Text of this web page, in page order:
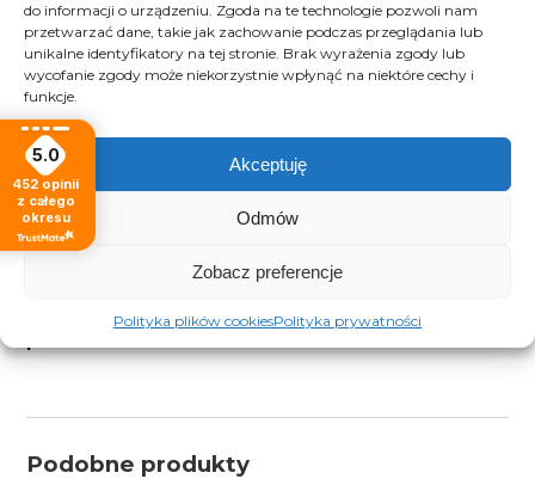
do informacji o urządzeniu. Zgoda na te technologie pozwoli nam
przetwarzać dane, takie jak zachowanie podczas przeglądania lub
unikalne identyfikatory na tej stronie. Brak wyrażenia zgody lub
wycofanie zgody może niekorzystnie wpłynąć na niektóre cechy i
funkcje.
Akceptuję
Odmów
Zobacz preferencje
Polityka plików cookiesPolityka prywatności
duże ziarna, które pochodzą z ręcznej selekcji
dojrzałych owoców, co pozwala na eliminację
uszkodzonych okazów. Nic nie dorównuje aromatowi
świeżo palonej kawy, tuż po zaparzeniu. To znakomity
wybór na rozpoczęcie dnia, w trakcie pracy czy
podczas weekendowego relaksu.
wymagający koneserzy kawy nie przejdą obojętnie
obok smaku Supremo
.
Oznaczenie „Supremo” stanowi gwarancję
najwyższej jakości kawy kolumbijskiej, lecz warto
pamiętać, aby nabywać ją tylko z renomowanej
Podobne produkty
5.0
452 opinii
z całego
okresu